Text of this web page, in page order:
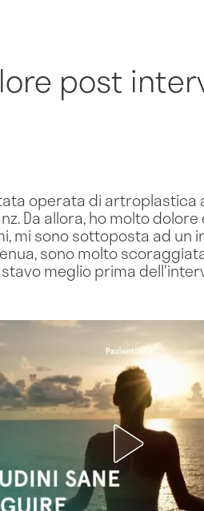
post
operata di
Da allora, ho molto
mi sono sottoposta ad
sono molto
meglio prima